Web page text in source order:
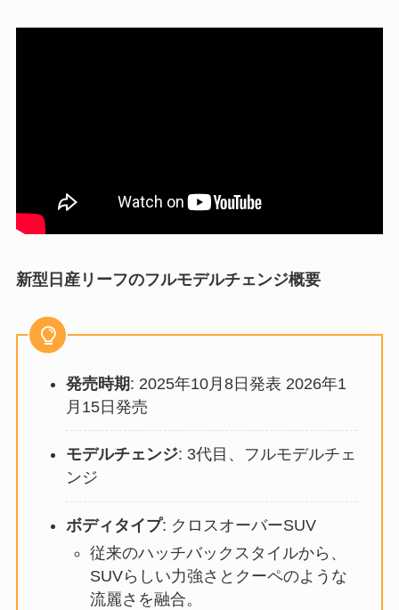
新型日産リーフのフルモデルチェンジ概要
発売時期: 2025年10月8日発表 2026年1
月15日発売
モデルチェンジ: 3代目、フルモデルチェ
ンジ
ボディタイプ: クロスオーバーSUV
従来のハッチバックスタイルから、
SUVらしい力強さとクーペのような
流麗さを融合。